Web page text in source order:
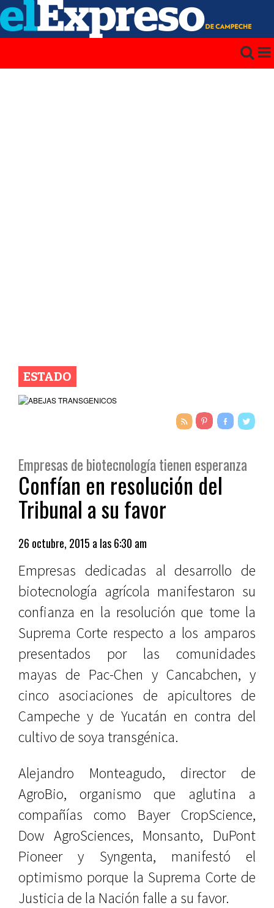
ESTADO
Empresas de biotecnología tienen esperanza
Confían en resolución del
Tribunal a su favor
26 octubre, 2015 a las 6:30 am
Empresas dedicadas al desarrollo de
biotecnología agrícola manifestaron su
confianza en la resolución que tome la
Suprema Corte respecto a los amparos
presentados por las comunidades
mayas de Pac-Chen y Cancabchen, y
cinco asociaciones de apicultores de
Campeche y de Yucatán en contra del
cultivo de soya transgénica.
Alejandro Monteagudo, director de
AgroBio, organismo que aglutina a
compañías como Bayer CropScience,
Dow AgroSciences, Monsanto, DuPont
Pioneer y Syngenta, manifestó el
optimismo porque la Suprema Corte de
Justicia de la Nación falle a su favor.